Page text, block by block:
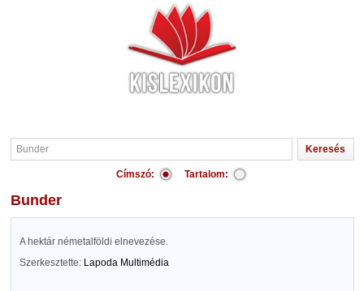
Címszó: Tartalom:
Bunder
A hektár németalföldi elnevezése.
Szerkesztette: Lapoda Multimédia